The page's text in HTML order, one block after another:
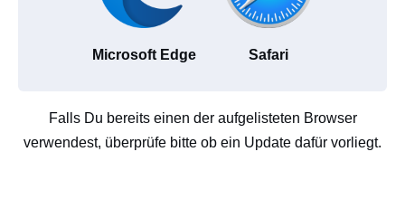
Microsoft Edge Safari
Falls Du bereits einen der aufgelisteten Browser
verwendest, überprüfe bitte ob ein Update dafür vorliegt.